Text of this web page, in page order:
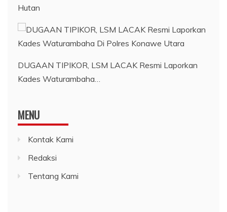
Hutan
DUGAAN TIPIKOR, LSM LACAK Resmi Laporkan
Kades Waturambaha…
MENU
Kontak Kami
Redaksi
Tentang Kami